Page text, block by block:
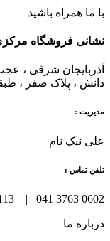
با ما همراه باشید
نشانی فروشگاه مرکزی
آذربایجان شرقی ،
دانش ، پلاک صفر ،
مدیریت :
علی نیک نام
تلفن تماس :
0602 3763 041 | 7113 382 0930
درباره ما